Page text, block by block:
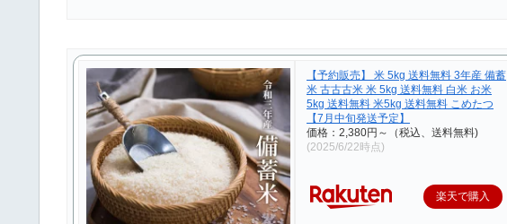
【予約販売】 米 5kg 送料無料 3年産 備蓄
米 古古古米 米 5kg 送料無料 白米 お米
5kg 送料無料 米5kg 送料無料 こめたつ
【7月中旬発送予定】
価格：2,380円～（税込、送料無料)
(2025/6/22時点)
楽天で購入